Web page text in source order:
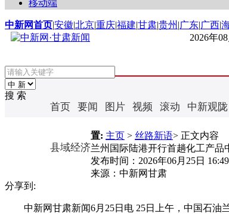
移动端
中新网首页|安徽|北京|重庆|福建|甘肃|贵州 |广东|广西|
2026年
搜 索
首页 要闻 图片 视频 滚动 中新观陇
县域经济
置: 主页 > 丝路新语> 正文内容
兰州国际陆港开行首趟化工产品
发布时间： 2026年06月25日 16:49
来源： 中新网甘肃
分享到:
中新网甘肃新闻6月25日电 25日上午，中国石油